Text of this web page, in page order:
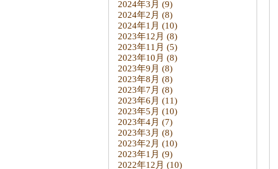
2024年3月 (9)
2024年2月 (8)
2024年1月 (10)
2023年12月 (8)
2023年11月 (5)
2023年10月 (8)
2023年9月 (8)
2023年8月 (8)
2023年7月 (8)
2023年6月 (11)
2023年5月 (10)
2023年4月 (7)
2023年3月 (8)
2023年2月 (10)
2023年1月 (9)
2022年12月 (10)